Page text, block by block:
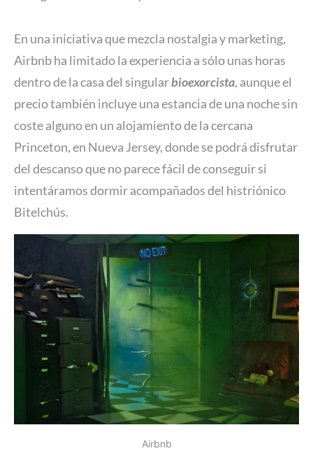
En una iniciativa que mezcla nostalgia y marketing,
Airbnb ha limitado la experiencia a sólo unas horas
dentro de la casa del singularbioexorcista, aunque el
precio también incluye una estancia de una noche sin
coste alguno en un alojamiento de la cercana
Princeton, en Nueva Jersey, donde se podrá disfrutar
del descanso que no parece fácil de conseguir si
intentáramos dormir acompañados del histriónico
Bitelchús.
Airbnb